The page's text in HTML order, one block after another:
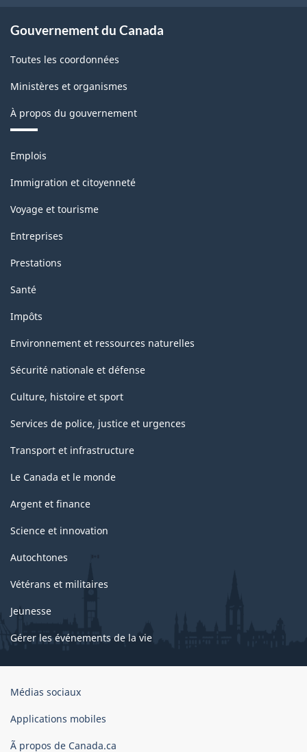
Gouvernement du Canada
Toutes les coordonnées
Ministères et organismes
À propos du gouvernement
Thèmes
sujets
Emplois
Immigration et citoyenneté
Voyage et tourisme
Entreprises
Prestations
Santé
Impôts
Environnement et ressources naturelles
Sécurité nationale et défense
Culture, histoire et sport
Services de police, justice et urgences
Transport et infrastructure
Le Canada et le monde
Argent et finance
Science et innovation
Autochtones
Vétérans et militaires
Jeunesse
Gérer les événements de la vie
Organisation
gouvernement
Canada
Médias sociaux
Applications mobiles
Ã propos de Canada.ca